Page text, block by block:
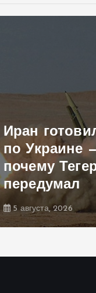
Иран
по Украине —
почему
передумал
5 августа, 2026